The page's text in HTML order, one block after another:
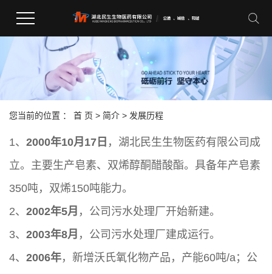
您当前的位置 ： 首 页 > 简介 > 发展历程
1、 2000年10月17日 ，湖北民生生物医药有限公司成
立。主要生产皂素、双烯醇酮醋酸酯。具备年产皂素
350吨，双烯150吨能力。
2、 2002年5月 ，公司污水处理厂开始新建。
3、 2003年8月 ，公司污水处理厂建成运行。
4、 2006年，新增沃氏氧化物产品，产能60吨/a；公